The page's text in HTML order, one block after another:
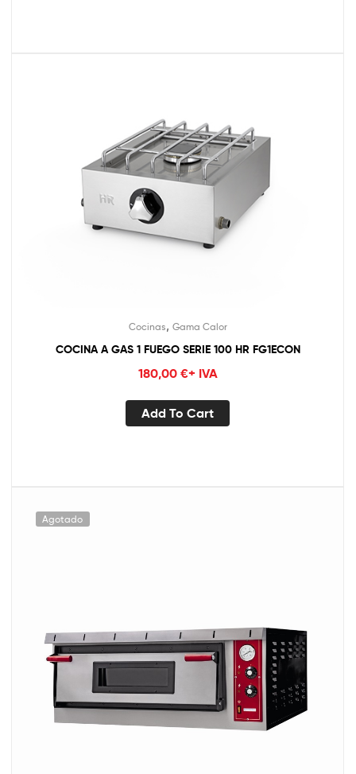
Cocinas, Gama Calor
COCINA A GAS 1 FUEGO SERIE 100 HR FG1ECON
180,00 €+ IVA
Add To Cart
Agotado